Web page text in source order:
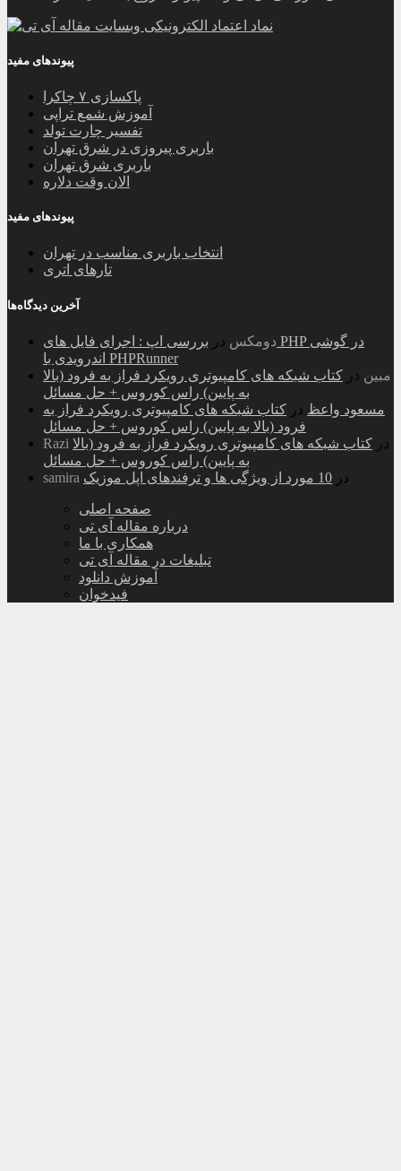
پیوندهای مفید
پاکسازی ۷ چاکرا
آموزش شمع تراپی
تفسیر چارت تولد
باربری پیروزی در شرق تهران
باربری شرق تهران
الان وقت دلاره
پیوندهای مفید
انتخاب باربری مناسب در تهران
تارهای اتری
آخرین دیدگاه‌ها
دومکس در بررسی اپ : اجرای فایل های PHP در گوشی
اندرویدی با PHPRunner
مبین در کتاب شبکه های کامپیوتری رویکرد فراز به فرود (بالا
به پایین) راس کوروس + حل مسائل
مسعود واعظ در کتاب شبکه های کامپیوتری رویکرد فراز به
فرود (بالا به پایین) راس کوروس + حل مسائل
Razi
در کتاب شبکه های کامپیوتری رویکرد فراز به فرود (بالا
به پایین) راس کوروس + حل مسائل
samira
در 10 مورد از ویژگی ها و ترفندهای اپل موزیک
صفحه اصلی
درباره مقاله آی تی
همکاری با ما
تبلیغات در مقاله آی تی
آموزش دانلود
فیدخوان